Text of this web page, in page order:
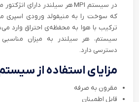
در سیستم MPIهر سیلندر دارای
که سوخت را به منیفولد ورودی اسپری
ترکیب با هوا به محفظه‌ی احتراق وارد
سیستم، هر سیلندر به میزان
دسترسی دارد.
مزایای استفاده از
مقرون به صرفه
قابل اطمینان